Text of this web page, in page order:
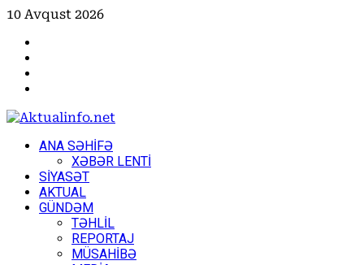
Skip
content
10 Avqust 2026
PrimaryANA SƏHİFƏ
XƏBƏR LENTİ
SİYASƏT
AKTUAL
GÜNDƏM
TƏHLİL
REPORTAJ
MÜSAHİBƏ